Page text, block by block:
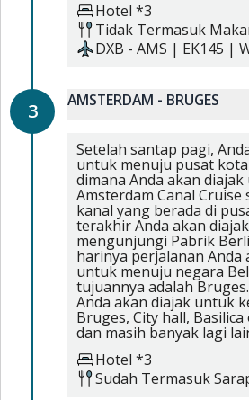
Hotel *3
Tidak Termasuk
DXB - AMS | EK145 |
3 AMSTERDAM - BRUGES
Setelah santap pagi,
untuk menuju pusat
dimana Anda akan
Amsterdam Canal
kanal yang berada di
terakhir Anda akan
mengunjungi Pabrik
harinya perjalanan Anda
untuk menuju negara
tujuannya adalah
Anda akan diajak untuk
Bruges, City hall,
dan masih banyak lagi
Hotel *3
Sudah Termasuk